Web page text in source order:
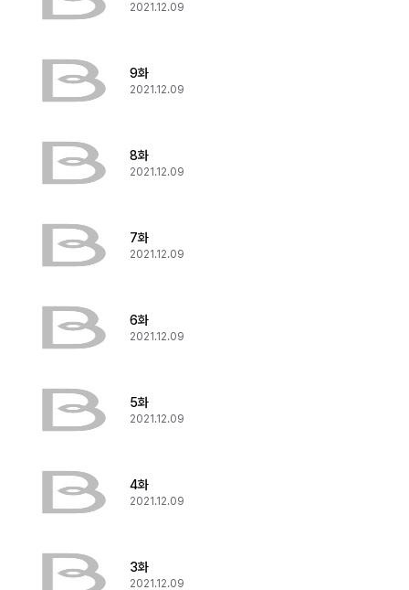
2021.12.09
9화
2021.12.09
8화
2021.12.09
7화
2021.12.09
6화
2021.12.09
5화
2021.12.09
4화
2021.12.09
3화
2021.12.09